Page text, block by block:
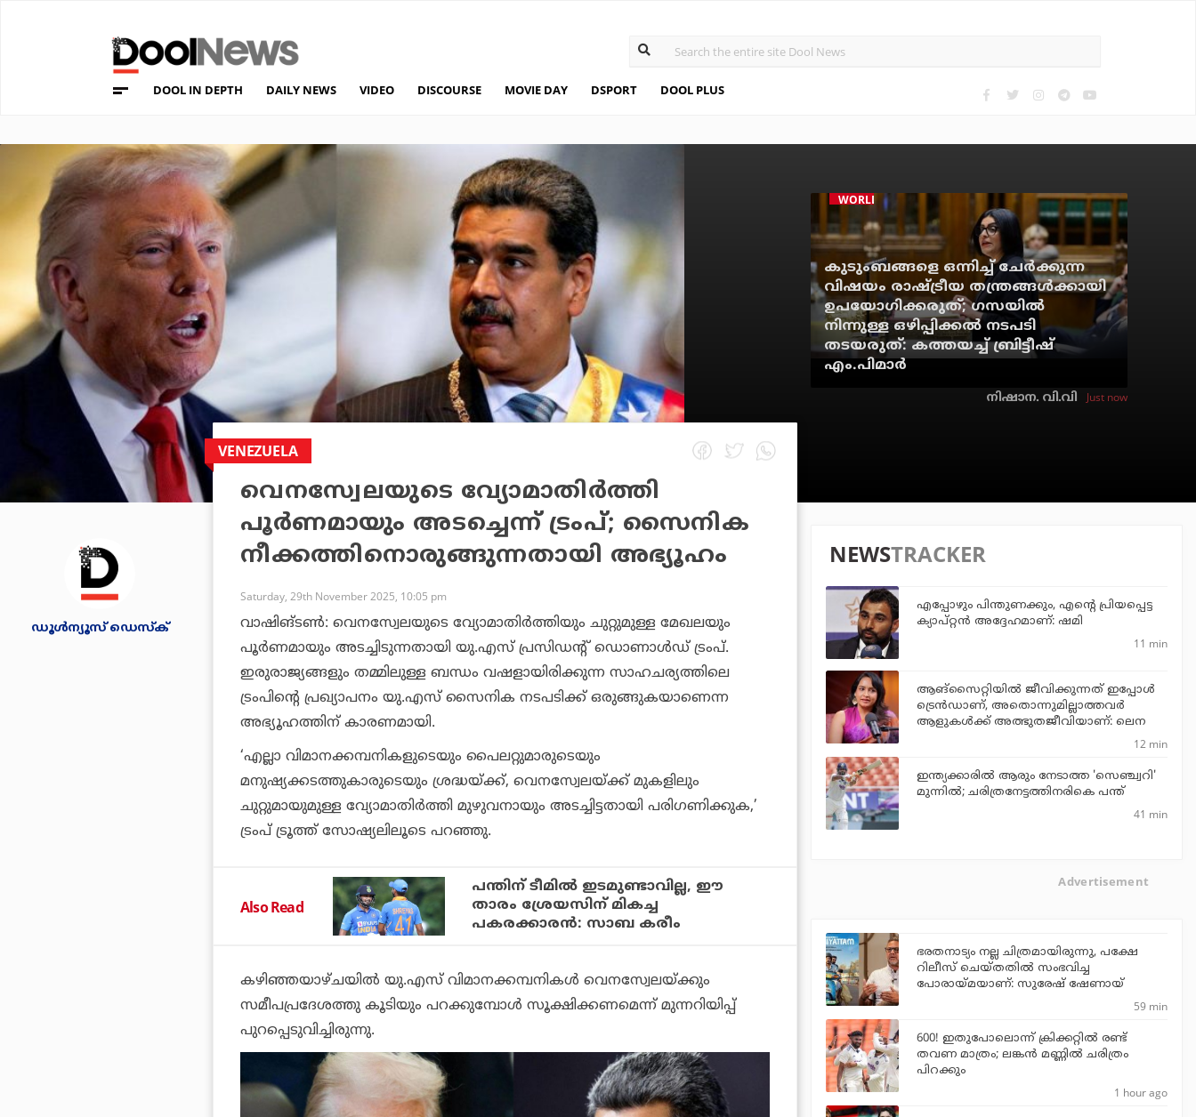
DOOL IN DEPTH DAILY NEWS VIDEO DISCOURSE MOVIE DAY DSPORT DOOL PLUS
WORLD
കുടുംബങ്ങളെ ഒന്നിച്ച് ചേര്‍ക്കുന്ന
വിഷയം രാഷ്ട്രീയ തന്ത്രങ്ങള്‍ക്കായി
ഉപയോഗിക്കരുത്; ഗസയില്‍
നിന്നുള്ള ഒഴിപ്പിക്കല്‍ നടപടി
തടയരുത്: കത്തയച്ച് ബ്രിട്ടീഷ്
എം.പിമാര്‍
നിഷാന. വി.വി Just now
ഡൂള്‍ന്യൂസ് ഡെസ്‌ക്
VENEZUELA
വെനസ്വേലയുടെ വ്യോമാതിര്‍ത്തി
പൂര്‍ണമായും അടച്ചെന്ന് ട്രംപ്; സൈനിക
നീക്കത്തിനൊരുങ്ങുന്നതായി അഭ്യൂഹം
Saturday, 29th November 2025, 10:05 pm
വാഷിങ്ടണ്‍: വെനസ്വേലയുടെ വ്യോമാതിര്‍ത്തിയും ചുറ്റുമുള്ള മേഖലയും
പൂര്‍ണമായും അടച്ചിടുന്നതായി യു.എസ് പ്രസിഡന്റ് ഡൊണാള്‍ഡ് ട്രംപ്.
ഇരുരാജ്യങ്ങളും തമ്മിലുള്ള ബന്ധം വഷളായിരിക്കുന്ന സാഹചര്യത്തിലെ
ട്രംപിന്റെ പ്രഖ്യാപനം യു.എസ് സൈനിക നടപടിക്ക് ഒരുങ്ങുകയാണെന്ന
അഭ്യൂഹത്തിന് കാരണമായി.
‘എല്ലാ വിമാനക്കമ്പനികളുടെയും പൈലറ്റുമാരുടെയും
മനുഷ്യക്കടത്തുകാരുടെയും ശ്രദ്ധയ്ക്ക്, വെനസ്വേലയ്ക്ക് മുകളിലും
ചുറ്റുമായുമുള്ള വ്യോമാതിര്‍ത്തി മുഴുവനായും അടച്ചിട്ടതായി പരിഗണിക്കുക,’
ട്രംപ് ട്രൂത്ത് സോഷ്യലിലൂടെ പറഞ്ഞു.
Also Read
പന്തിന് ടീമില്‍ ഇടമുണ്ടാവില്ല, ഈ
താരം ശ്രേയസിന് മികച്ച
പകരക്കാരന്‍: സാബ കരീം
കഴിഞ്ഞയാഴ്ചയില്‍ യു.എസ് വിമാനക്കമ്പനികള്‍ വെനസ്വേലയ്ക്കും
സമീപപ്രദേശത്തു കൂടിയും പറക്കുമ്പോള്‍ സൂക്ഷിക്കണമെന്ന് മുന്നറിയിപ്പ്
പുറപ്പെടുവിച്ചിരുന്നു.
NEWSTRACKER
എപ്പോഴും പിന്തുണക്കും, എന്റെ പ്രിയപ്പെട്ട
ക്യാപ്റ്റന്‍ അദ്ദേഹമാണ്: ഷമി
11 min
ആങ്സൈറ്റിയിൽ ജീവിക്കുന്നത് ഇപ്പോൾ
ട്രെൻഡാണ്, അതൊന്നുമില്ലാത്തവർ
ആളുകൾക്ക് അത്ഭുതജീവിയാണ്: ലെന
12 min
ഇന്ത്യക്കാരില്‍ ആരും നേടാത്ത 'സെഞ്ച്വറി'
മുന്നില്‍; ചരിത്രനേട്ടത്തിനരികെ പന്ത്
41 min
Advertisement
ഭരതനാട്യം നല്ല ചിത്രമായിരുന്നു, പക്ഷേ
റിലീസ് ചെയ്തതില്‍ സംഭവിച്ച
പോരായ്മയാണ്: സുരേഷ് ഷേണായ്
59 min
600! ഇതുപോലൊന്ന് ക്രിക്കറ്റില്‍ രണ്ട്
തവണ മാത്രം; ലങ്കന്‍ മണ്ണില്‍ ചരിത്രം
പിറക്കും
1 hour ago